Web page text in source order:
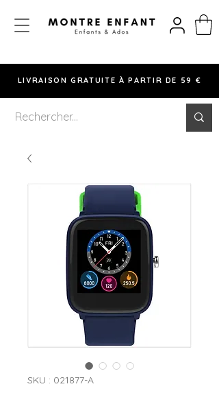
LIVRAISON GRATUITE À PARTIR DE 59 €
SKU : 021877-A